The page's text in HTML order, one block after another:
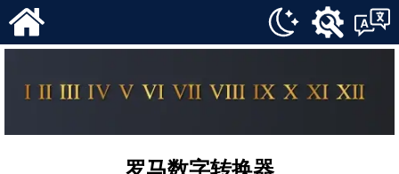
组合计算器
罗马数字转换器
Romertal omregner (Dansk)
Umwandler für römische Zahlen (Deutsch)
Conversor de números romanos (Español)